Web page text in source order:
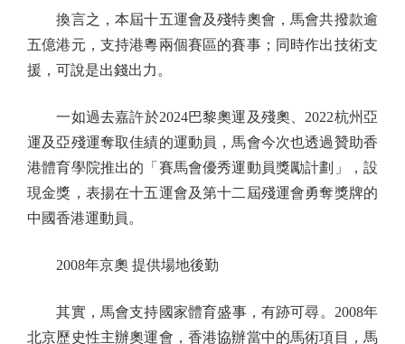
換言之，本屆十五運會及殘特奧會，馬會共撥款逾
五億港元，支持港粵兩個賽區的賽事；同時作出技術支
援，可說是出錢出力。
一如過去嘉許於2024巴黎奧運及殘奧、2022杭州亞
運及亞殘運奪取佳績的運動員，馬會今次也透過贊助香
港體育學院推出的「賽馬會優秀運動員獎勵計劃」，設
現金獎，表揚在十五運會及第十二屆殘運會勇奪獎牌的
中國香港運動員。
2008年京奧 提供場地後勤
其實，馬會支持國家體育盛事，有跡可尋。2008年
北京歷史性主辦奧運會，香港協辦當中的馬術項目，馬